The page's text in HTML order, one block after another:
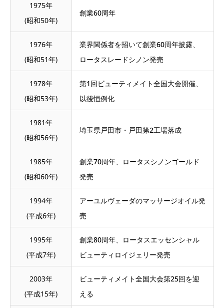
1975年
(昭和50年)
創業60周年
1976年
(昭和51年)
業界関係者を招いて創業60周年披露、
ロータスレードシノン発売
1978年
(昭和53年)
第1回ビューティメイト全国大会開催、
以後恒例化
1981年
(昭和56年)
埼玉県戸田市・戸田第2工場落成
1985年
(昭和60年)
創業70周年、ロータスシノンゴールド
発売
1994年
(平成6年)
アーユルヴェーダのマッサージオイル発
売
1995年
(平成7年)
創業80周年、ロータスエッセンシャル
ビューティロイジェリー発売
2003年
(平成15年)
ビューティメイト全国大会第25回を迎
える